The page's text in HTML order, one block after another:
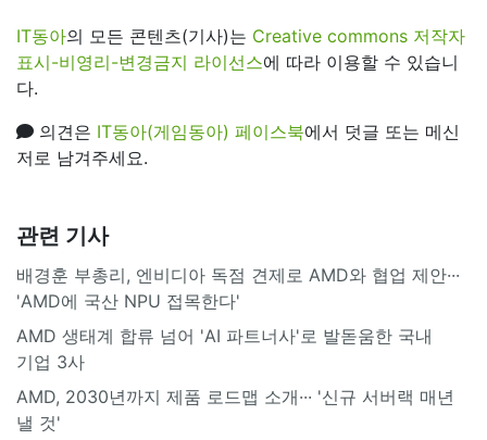
IT동아의 모든 콘텐츠(기사)는 Creative commons 저작자
표시-비영리-변경금지 라이선스에 따라 이용할 수 있습니
다.
의견은 IT동아(게임동아) 페이스북에서 덧글 또는 메신
저로 남겨주세요.
관련 기사
배경훈 부총리, 엔비디아 독점 견제로 AMD와 협업 제안···
'AMD에 국산 NPU 접목한다'
AMD 생태계 합류 넘어 'AI 파트너사'로 발돋움한 국내
기업 3사
AMD, 2030년까지 제품 로드맵 소개··· '신규 서버랙 매년
낼 것'